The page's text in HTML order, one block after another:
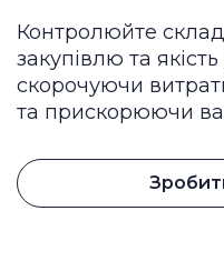
Контролюйте
закупівлю та
скорочуючи
та прискорюючи